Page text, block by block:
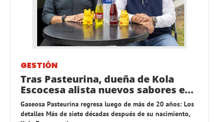
GESTIÓN
Tras Pasteurina, dueña de Kola
Escocesa alista nuevos sabores e...
Gaseosa Pasteurina regresa luego de más de 20 años: Los
detalles Más de siete décadas después de su nacimiento,